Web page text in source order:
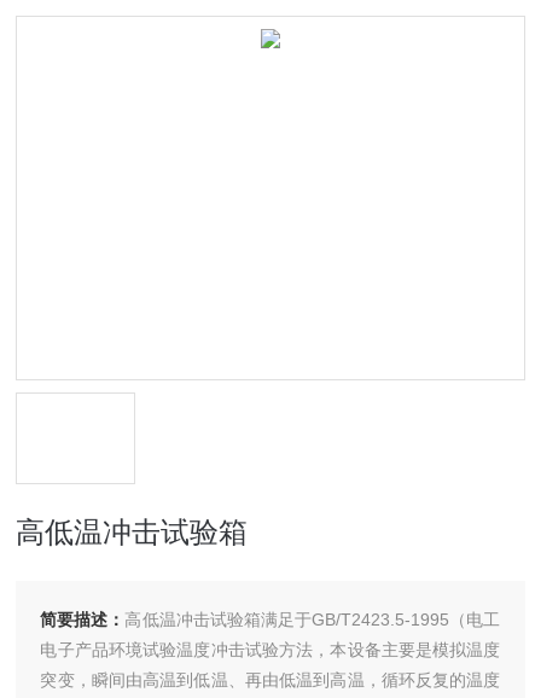
高低温冲击试验箱
简要描述： 高低温冲击试验箱满足于GB/T2423.5-1995（电工
电子产品环境试验温度冲击试验方法，本设备主要是模拟温度
突变，瞬间由高温到低温、再由低温到高温，循环反复的温度